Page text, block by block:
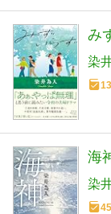
み
染
海
染